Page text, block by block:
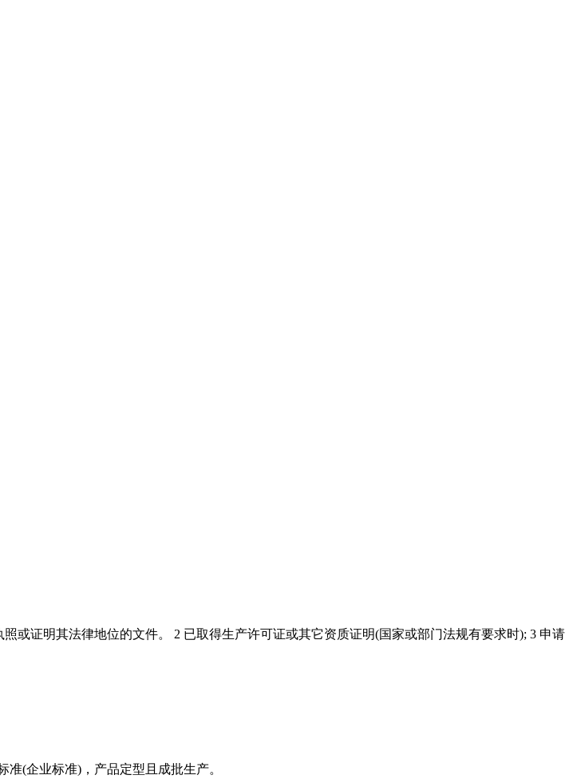
或证明其法律地位的文件。 2 已取得生产许可证或其它资质证明(国家或部门法规有要求时); 3 申请
(企业标准)，产品定型且成批生产。